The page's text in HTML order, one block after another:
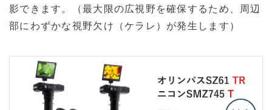
影できます。（最大限の広視野を確保するため、周辺
部にわずかな視野欠け（ケラレ）が発生します）